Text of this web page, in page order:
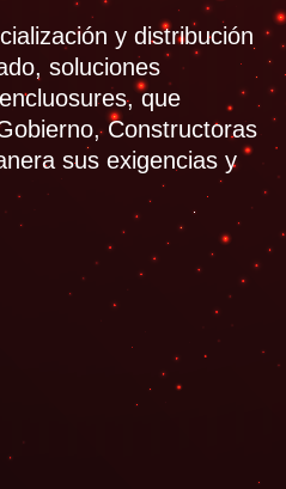
y distribución
soluciones
que
Constructoras
sus exigencias y